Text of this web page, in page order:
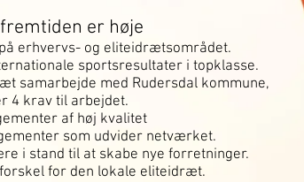
er høje
erhvervs- og eliteidrætsområdet.
sportsresultater i topklasse.
samarbejde med Rudersdal kommune,
4 krav til arbejdet.
af høj kvalitet
som udvider netværket.
i stand til at skabe nye forretninger.
for den lokale eliteidræt.